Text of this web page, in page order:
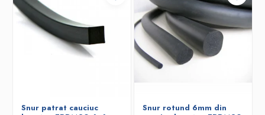
Snur patrat cauciuc
Snur rotund 6mm din